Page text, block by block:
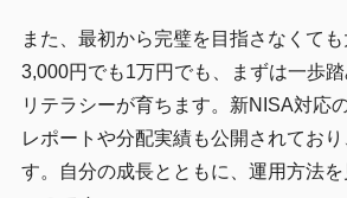
また、最初から完璧を目指さなくて
3,000円でも1万円でも、まずは一歩
リテラシーが育ちます。新NISA対応
レポートや分配実績も公開されてお
す。自分の成長とともに、運用方法